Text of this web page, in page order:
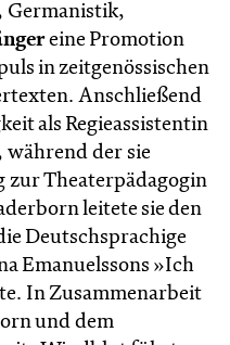
Germanistik,
eine Promotion
in zeitgenössischen
Anschließend
als Regieassistentin
während der sie
zur Theaterpädagogin
leitete sie den
Deutschsprachige
Emanuelssons »Ich
In Zusammenarbeit
und dem